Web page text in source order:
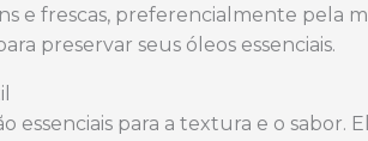
e frescas, preferencialmente pela
preservar seus óleos essenciais.
essenciais para a textura e o sabor.